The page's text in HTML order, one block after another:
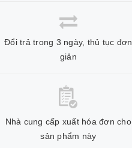
Đổi trả trong 3 ngày, thủ tục đơn
giản
Nhà cung cấp xuất hóa đơn cho
sản phẩm này